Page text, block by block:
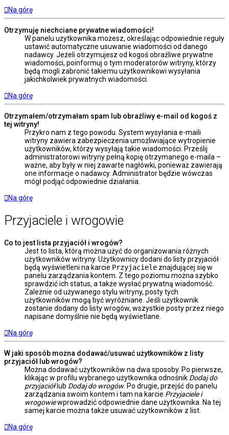
Na górę
Otrzymuję niechciane prywatne wiadomości!
W panelu użytkownika możesz, określając odpowiednie reguły
ustawić automatyczne usuwanie wiadomości od danego
nadawcy. Jeżeli otrzymujesz od kogoś obraźliwe prywatne
wiadomości, poinformuj o tym moderatorów witryny, którzy
będą mogli zabronić takiemu użytkownikowi wysyłania
jakichkolwiek prywatnych wiadomości.
Na górę
Otrzymałem/otrzymałam spam lub obraźliwy e-mail od kogoś z
tej witryny!
Przykro nam z tego powodu. System wysyłania e-maili
witryny zawiera zabezpieczenia umożliwiające wytropienie
użytkowników, którzy wysyłają takie wiadomości. Prześlij
administratorowi witryny pełną kopię otrzymanego e-maila –
ważne, aby były w niej zawarte nagłówki, ponieważ zawierają
one informacje o nadawcy. Administrator będzie wówczas
mógł podjąć odpowiednie działania.
Na górę
Przyjaciele i wrogowie
Co to jest lista przyjaciół i wrogów?
Jest to lista, którą można użyć do organizowania różnych
użytkowników witryny. Użytkownicy dodani do listy przyjaciół
będą wyświetleni na karcie Przyjaciele znajdującej się w
panelu zarządzania kontem. Z tego poziomu można szybko
sprawdzić ich status, a także wysłać prywatną wiadomość.
Zależnie od używanego stylu witryny, posty tych
użytkowników mogą być wyróżniane. Jeśli użytkownik
zostanie dodany do listy wrogów, wszystkie posty przez niego
napisane domyślnie nie będą wyświetlane.
Na górę
W jaki sposób można dodawać/usuwać użytkowników z listy
przyjaciół lub wrogów?
Można dodawać użytkowników na dwa sposoby. Po pierwsze,
klikając w profilu wybranego użytkownika odnośnik Dodaj do
przyjaciółlub Dodaj do wrogów. Po drugie, przejść do panelu
zarządzania swoim kontem i tam na karcie Przyjaciele i
wrogowiewprowadzić odpowiednie dane użytkownika. Na tej
samej karcie można także usuwać użytkowników z list.
Na górę